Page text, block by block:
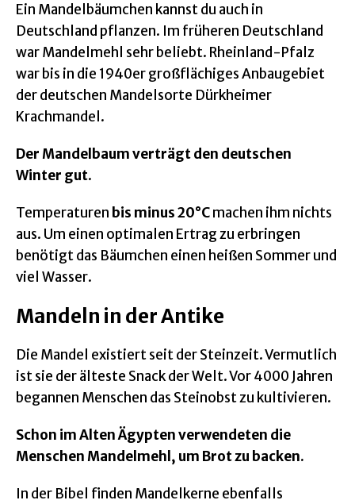
Ein Mandelbäumchen kannst du auch in
Deutschland pflanzen. Im früheren Deutschland
war Mandelmehl sehr beliebt. Rheinland-Pfalz
war bis in die 1940er großflächiges Anbaugebiet
der deutschen Mandelsorte Dürkheimer
Krachmandel.
Der Mandelbaum verträgt den deutschen
Winter gut.
Temperaturen bis minus 20°Cmachen ihm nichts
aus. Um einen optimalen Ertrag zu erbringen
benötigt das Bäumchen einen heißen Sommer und
viel Wasser.
Mandeln in der Antike
Die Mandel existiert seit der Steinzeit. Vermutlich
ist sie der älteste Snack der Welt. Vor 4000 Jahren
begannen Menschen das Steinobst zu kultivieren.
Schon im Alten Ägypten verwendeten die
Menschen Mandelmehl, um Brot zu backen.
In der Bibel finden Mandelkerne ebenfalls